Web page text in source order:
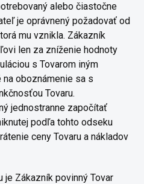
alebo čiastočne
je oprávnený požadovať od
mu vznikla. Zákazník
len za zníženie hodnoty
s Tovarom iným
na oboznámenie sa s
Tovaru.
jednostranne započítať
podľa tohto odseku
ceny Tovaru a nákladov
je Zákazník povinný Tovar